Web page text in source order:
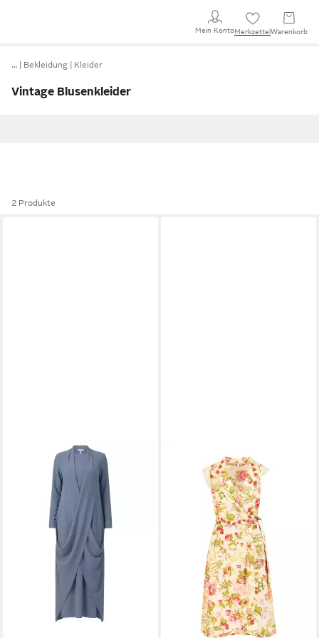
Mein KontoMerkzettel Warenkorb
… Bekleidung Kleider
Vintage Blusenkleider
2 Produkte